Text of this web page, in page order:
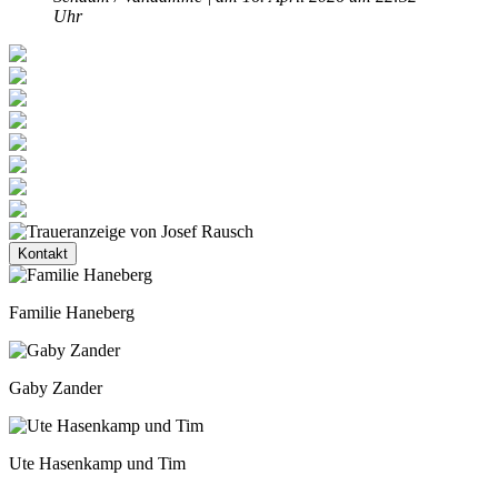
Uhr
Kontakt
Familie Haneberg
Gaby Zander
Ute Hasenkamp und Tim